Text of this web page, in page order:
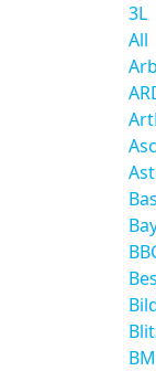
3L
All